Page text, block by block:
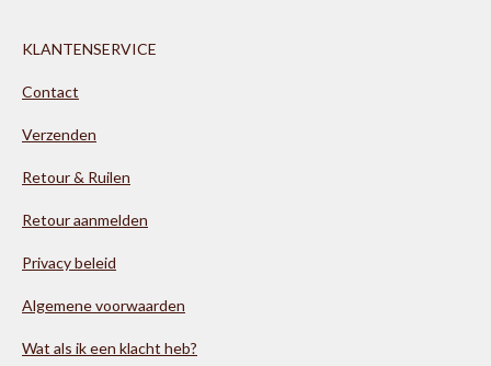
KLANTENSERVICE
Contact
Verzenden
Retour & Ruilen
Retour aanmelden
Privacy beleid
Algemene voorwaarden
Wat als ik een klacht heb?